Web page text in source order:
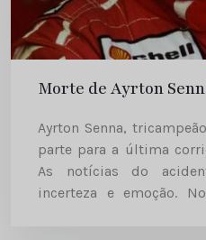
Morte de Ayrton
Ayrton Senna,
parte para a última
As notícias do
incerteza e emoção.